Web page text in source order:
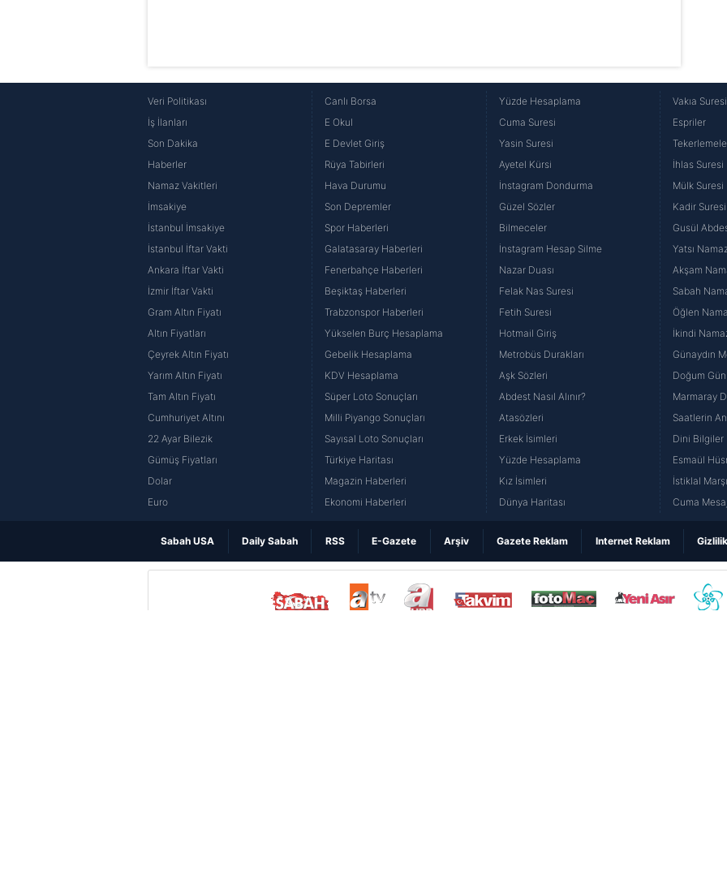
Veri Politikası
İş İlanları
Son Dakika
Haberler
Namaz Vakitleri
İmsakiye
İstanbul İmsakiye
İstanbul İftar Vakti
Ankara İftar Vakti
İzmir İftar Vakti
Gram Altın Fiyatı
Altın Fiyatları
Çeyrek Altın Fiyatı
Yarım Altın Fiyatı
Tam Altın Fiyatı
Cumhuriyet Altını
22 Ayar Bilezik
Gümüş Fiyatları
Dolar
Euro
Canlı Borsa
E Okul
E Devlet Giriş
Rüya Tabirleri
Hava Durumu
Son Depremler
Spor Haberleri
Galatasaray Haberleri
Fenerbahçe Haberleri
Beşiktaş Haberleri
Trabzonspor Haberleri
Yükselen Burç Hesaplama
Gebelik Hesaplama
KDV Hesaplama
Süper Loto Sonuçları
Milli Piyango Sonuçları
Sayısal Loto Sonuçları
Türkiye Haritası
Magazin Haberleri
Ekonomi Haberleri
Yüzde Hesaplama
Cuma Suresi
Yasin Suresi
Ayetel Kürsi
İnstagram Dondurma
Güzel Sözler
Bilmeceler
İnstagram Hesap Silme
Nazar Duası
Felak Nas Suresi
Fetih Suresi
Hotmail Giriş
Metrobüs Durakları
Aşk Sözleri
Abdest Nasıl Alınır?
Atasözleri
Erkek İsimleri
Yüzde Hesaplama
Kız İsimleri
Dünya Haritası
Vakıa Suresi
Espriler
İhlas Suresi
Mülk Suresi
Kadir Suresi
Gusül
Yatsı
Akşam
Sabah
Öğlen
İkindi
Günaydın
Doğum
Marmaray
Saatlerin
Dini Bilgiler
Esmaül
İstiklal
Cuma
Sabah USA Daily Sabah RSS E-Gazete Arşiv Gazete Reklam Internet Reklam